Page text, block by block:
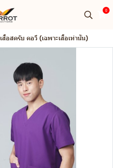
0
เสื้อสครับ คอวี (เฉพาะเสื้อเท่านั้น)